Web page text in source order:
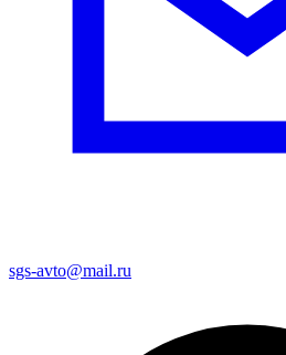
sgs-avto@mail.ru